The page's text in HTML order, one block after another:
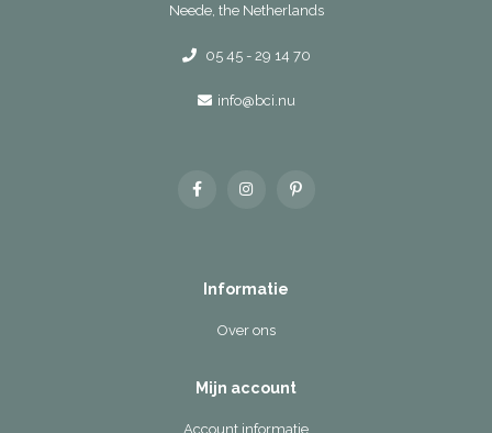
Neede, the Netherlands
05 45 - 29 14 70
info@bci.nu
Informatie
Over ons
Mijn account
Account informatie